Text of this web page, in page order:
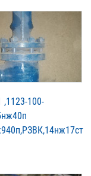
,1123-100-